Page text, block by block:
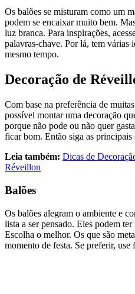
Os balões se misturam como um
podem se encaixar muito bem.
luz branca. Para inspirações,
palavras-chave. Por lá, tem várias
mesmo tempo.
Decoração de
Com base na preferência de
possível montar uma decoração
porque não pode ou não quer
ficar bom. Então siga as principais
Leia também: Dicas de
Réveillon
Balões
Os balões alegram o ambiente e
lista a ser pensado. Eles podem
Escolha o melhor. Os que são
momento de festa. Se preferir, use